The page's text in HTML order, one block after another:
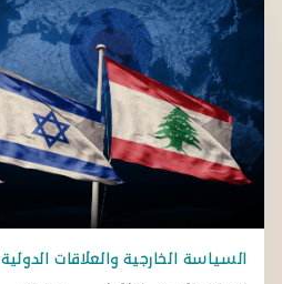
السياسة الخارجية والعلاقات الدولية